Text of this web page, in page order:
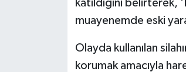
katıldığını
muayenemde eski
Olayda kullanılan
korumak amacıyla